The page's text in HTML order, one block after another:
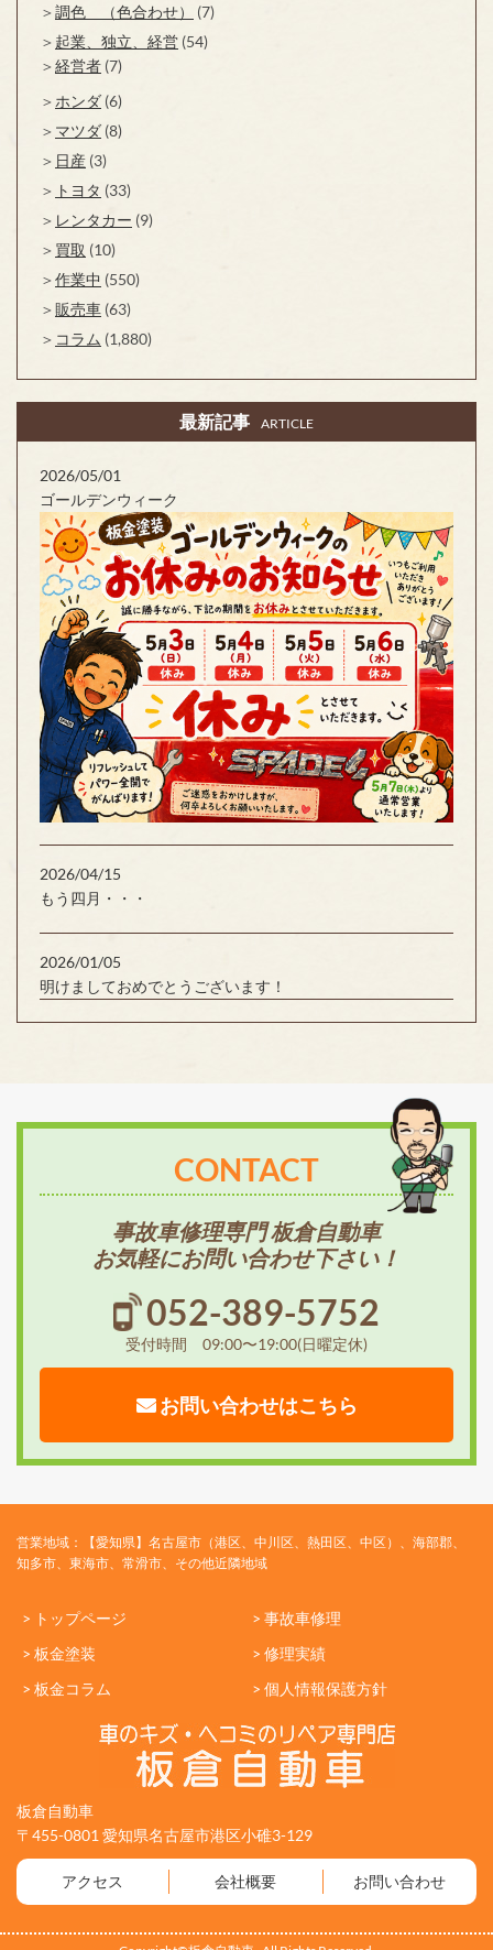
調色 （色合わせ）
(7)
起業、独立、経営 (54)
経営者 (7)
ホンダ (6)
マツダ (8)
日産 (3)
トヨタ (33)
レンタカー (9)
買取 (10)
作業中 (550)
販売車 (63)
コラム (1,880)
最新記事 ARTICLE
2026/05/01
ゴールデンウィーク
2026/04/15
もう四月・・・
2026/01/05
明けましておめでとうございます！
CONTACT
事故車修理専門 板倉自動車
お気軽にお問い合わせ下さい！
052-389-5752
受付時間 09:00〜19:00(日曜定休)
お問い合わせはこちら
営業地域：【愛知県】名古屋市（港区、中川区、熱田区、中区）、海部郡、
知多市、東海市、常滑市、その他近隣地域
> トップページ
> 事故車修理
> 板金塗装
> 修理実績
> 板金コラム
> 個人情報保護方針
板倉自動車
〒455-0801 愛知県名古屋市港区小碓3-129
アクセス 会社概要 お問い合わせ